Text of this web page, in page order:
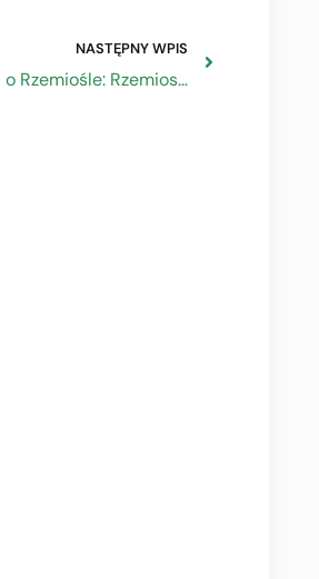
NASTĘPNY WPIS
IV Konferencja Naukowa o Rzemiośle: Rzemiosło – w wymiarze lokalnym, regionalnym i międzynarodowym